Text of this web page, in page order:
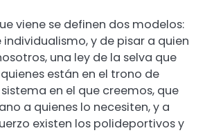
viene se definen dos modelos:
y de pisar a quien
una ley de la selva que
están en el trono de
en el que creemos, que
a quienes lo necesiten, y a
existen los polideportivos y